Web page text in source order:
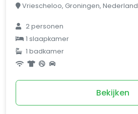
Vriescheloo, Groningen, Nederland
2 personen
1 slaapkamer
1 badkamer
Bekijken